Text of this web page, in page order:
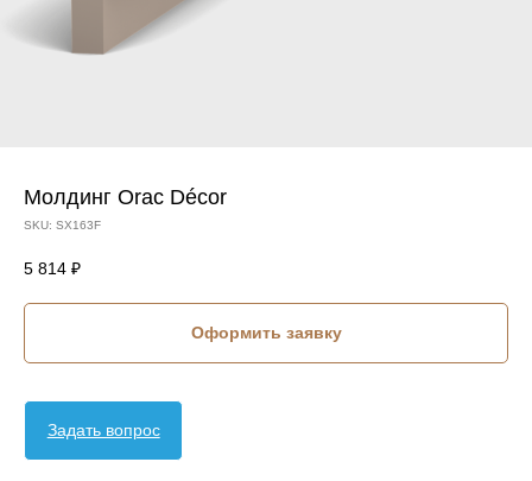
Молдинг Orac Décor
SKU: SX163F
5 814 ₽
Оформить заявку
Задать вопрос